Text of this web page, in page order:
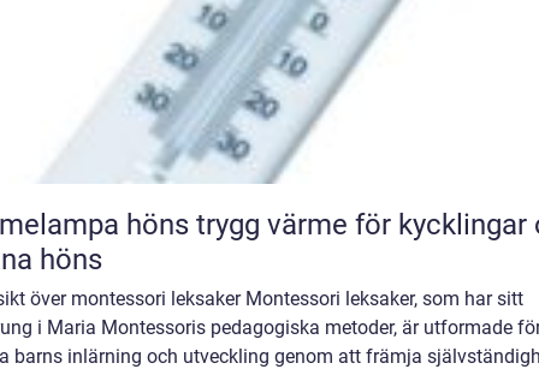
höns trygg värme för kycklingar och
höns
över montessori leksaker Montessori leksaker, som har sitt
i Maria Montessoris pedagogiska metoder, är utformade
barns inlärning och utveckling genom att främja